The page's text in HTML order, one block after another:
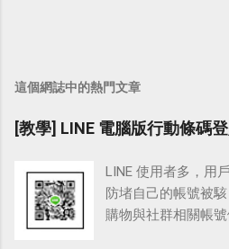
這個網誌中的熱門文章
[教學] LINE 電腦版行動條碼
LINE 使用者多，用
防堵自己的帳號被
購物與社群相關帳